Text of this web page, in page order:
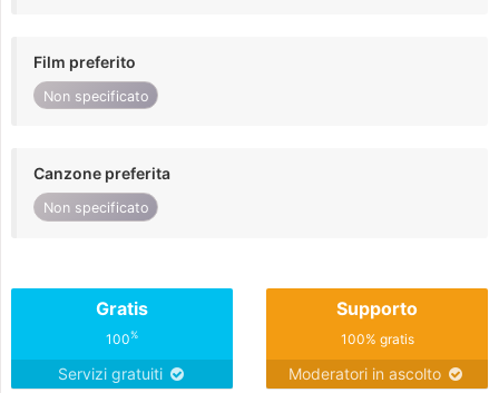
Film preferito
Non specificato
Canzone preferita
Non specificato
Gratis
100%
Servizi gratuiti
Supporto
100% gratis
Moderatori in ascolto